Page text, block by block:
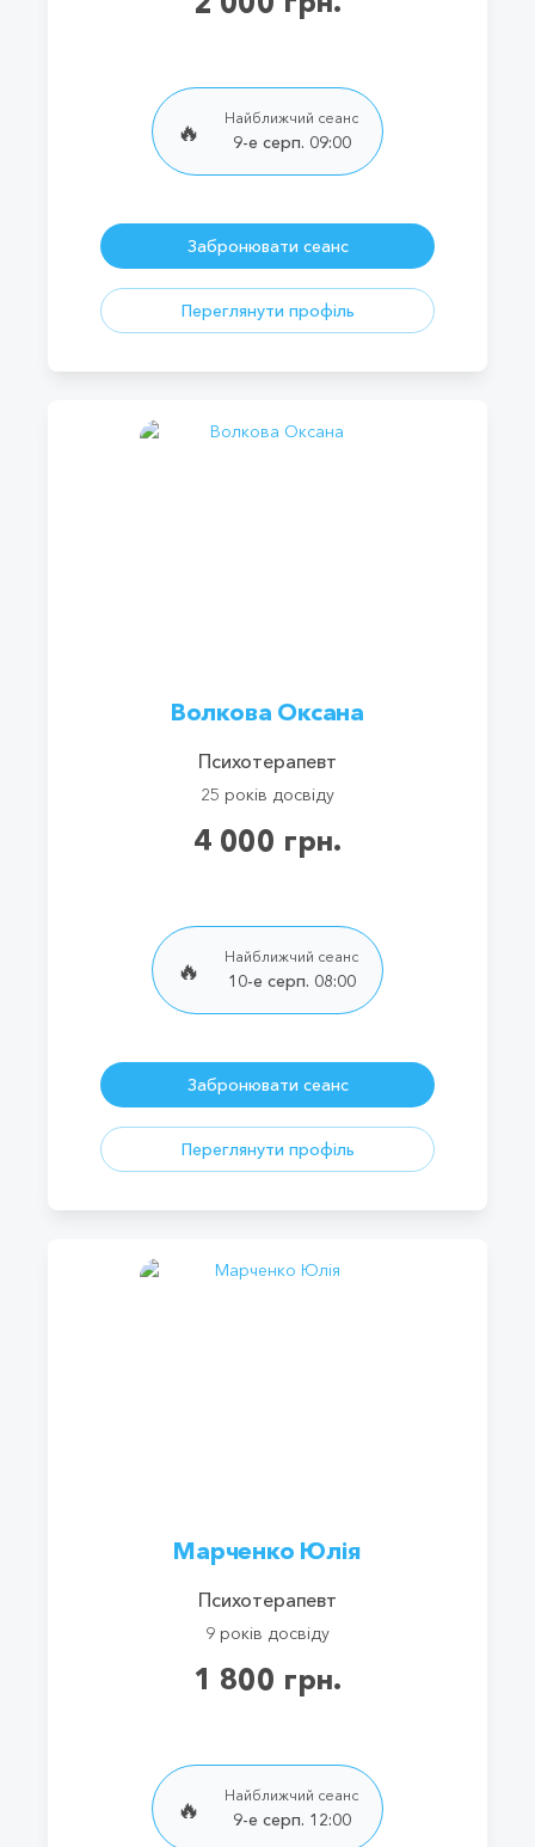
🔥
Найближчий сеанс
9-е серп. 09:00
Забронювати сеанс
Переглянути профіль
Волкова Оксана
Психотерапевт
25 років досвіду
4 000 грн.
🔥
Найближчий сеанс
10-е серп. 08:00
Забронювати сеанс
Переглянути профіль
Марченко Юлія
Психотерапевт
9 років досвіду
1 800 грн.
🔥
Найближчий сеанс
9-е серп. 12:00